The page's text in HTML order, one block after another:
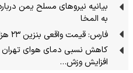
بیانیه نیروهای مسلح یمن
به المخا
فارس: قیمت واقعی بنزین ۲۳ هزار تومان است
افزایش وزش…